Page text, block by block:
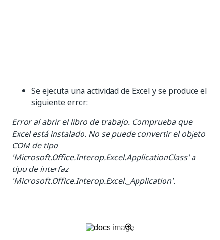
Se ejecuta una actividad de Excel y se produce el
siguiente error:
Error al abrir el libro de trabajo. Comprueba que
Excel está instalado. No se puede convertir el objeto
COM de tipo
'Microsoft.Office.Interop.Excel.ApplicationClass' a
tipo de interfaz
'Microsoft.Office.Interop.Excel._Application'.